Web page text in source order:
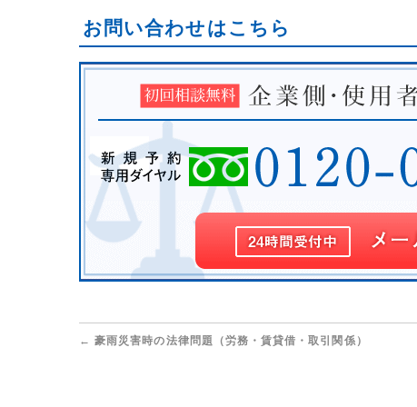
お問い合わせはこちら
← 豪雨災害時の法律問題（労務・賃貸借・取引関係）